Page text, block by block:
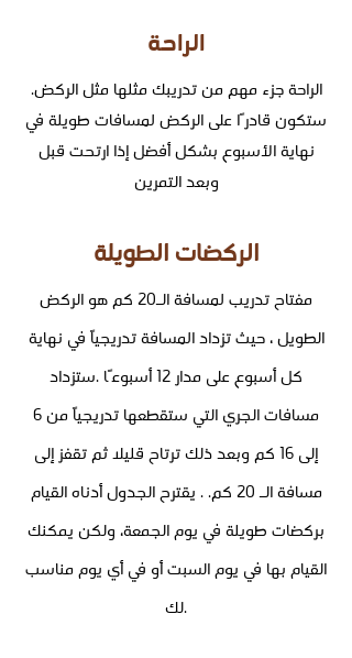
الراحة
الراحة جزء مهم من تدريبك مثلها مثل الركض.
ستكون قادرًا على الركض لمسافات طويلة في
نهاية الأسبوع بشكل أفضل إذا ارتحت قبل
وبعد التمرين
الركضات الطويلة
مفتاح تدريب لمسافة الـ20 كم هو الركض
الطويل ، حيث تزداد المسافة تدريجياً في نهاية
كل أسبوع على مدار 12 أسبوعًا .ستزداد
مسافات الجري التي ستقطعها تدريجياً من 6
إلى 16 كم وبعد ذلك ترتاح قليلا ثم تقفز إلى
مسافة الـ 20 كم. . يقترح الجدول أدناه القيام
بركضات طويلة في يوم الجمعة، ولكن يمكنك
القيام بها في يوم السبت أو في أي يوم مناسب
لك.